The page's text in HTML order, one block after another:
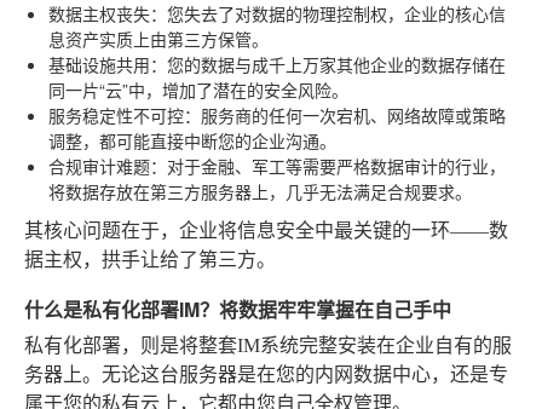
数据主权丧失：您失去了对数据的物理控制权，企业的核心信
息资产实质上由第三方保管。
基础设施共用：您的数据与成千上万家其他企业的数据存储在
同一片“云”中，增加了潜在的安全风险。
服务稳定性不可控：服务商的任何一次宕机、网络故障或策略
调整，都可能直接中断您的企业沟通。
合规审计难题：对于金融、军工等需要严格数据审计的行业，
将数据存放在第三方服务器上，几乎无法满足合规要求。
其核心问题在于，企业将信息安全中最关键的一环——数
据主权，拱手让给了第三方。
什么是私有化部署IM？将数据牢牢掌握在自己手中
私有化部署，则是将整套IM系统完整安装在企业自有的服
务器上。无论这台服务器是在您的内网数据中心，还是专
属于您的私有云上，它都由您自己全权管理。